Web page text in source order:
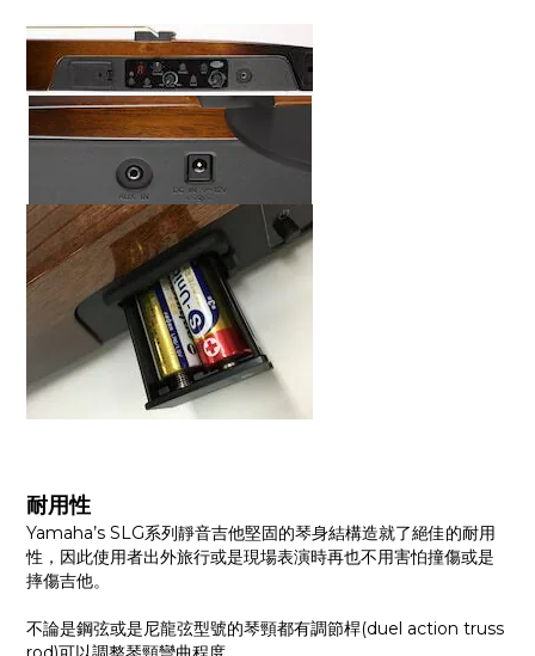
耐用性
Yamaha’s SLG系列靜音吉他堅固的琴身結構造就了絕佳的耐用
性，因此使用者出外旅行或是現場表演時再也不用害怕撞傷或是
摔傷吉他。
不論是鋼弦或是尼龍弦型號的琴頸都有調節桿(duel action truss